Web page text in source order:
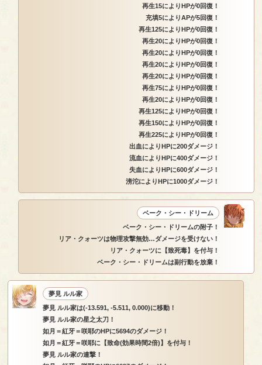
再生15によりHPが0回復！
充填5によりAPが5回復！
再生125によりHPが0回復！
再生20によりHPが0回復！
再生20によりHPが0回復！
再生20によりHPが0回復！
再生20によりHPが0回復！
再生75によりHPが0回復！
再生20によりHPが0回復！
再生125によりHPが0回復！
再生150によりHPが0回復！
再生225によりHPが0回復！
出血によりHPに200ダメージ！
流血によりHPに400ダメージ！
失血によりHPに600ダメージ！
滂沱によりHPに1000ダメージ！
ベーク・シー・ドリーム
ベーク・シー・ドリームの附子！
リア・クォーツは物理攻撃無効…ダメージを受けない！
リア・クォーツに【致死毒】を付与！
ベーク・シー・ドリームは副行動を放棄！
夢見 ルル家
夢見 ルル家は(-13.591, -5.511, 0.000)に移動！
夢見 ルル家の星之太刀！
如月＝紅牙＝咲耶のHPに5694のダメージ！
如月＝紅牙＝咲耶に【致命(効果時間2倍)】を付与！
夢見 ルル家の連撃！